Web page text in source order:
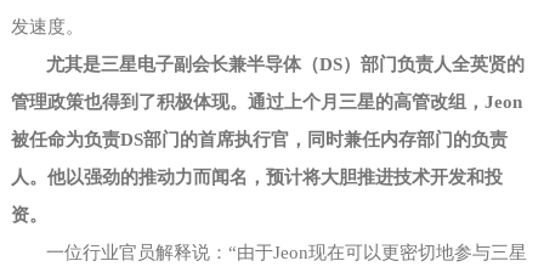
发速度。
尤其是三星电子副会长兼半导体（DS）部门负责人全英贤的
管理政策也得到了积极体现。通过上个月三星的高管改组，Jeon
被任命为负责DS部门的首席执行官，同时兼任内存部门的负责
人。他以强劲的推动力而闻名，预计将大胆推进技术开发和投
资。
一位行业官员解释说： “由于Jeon现在可以更密切地参与三星